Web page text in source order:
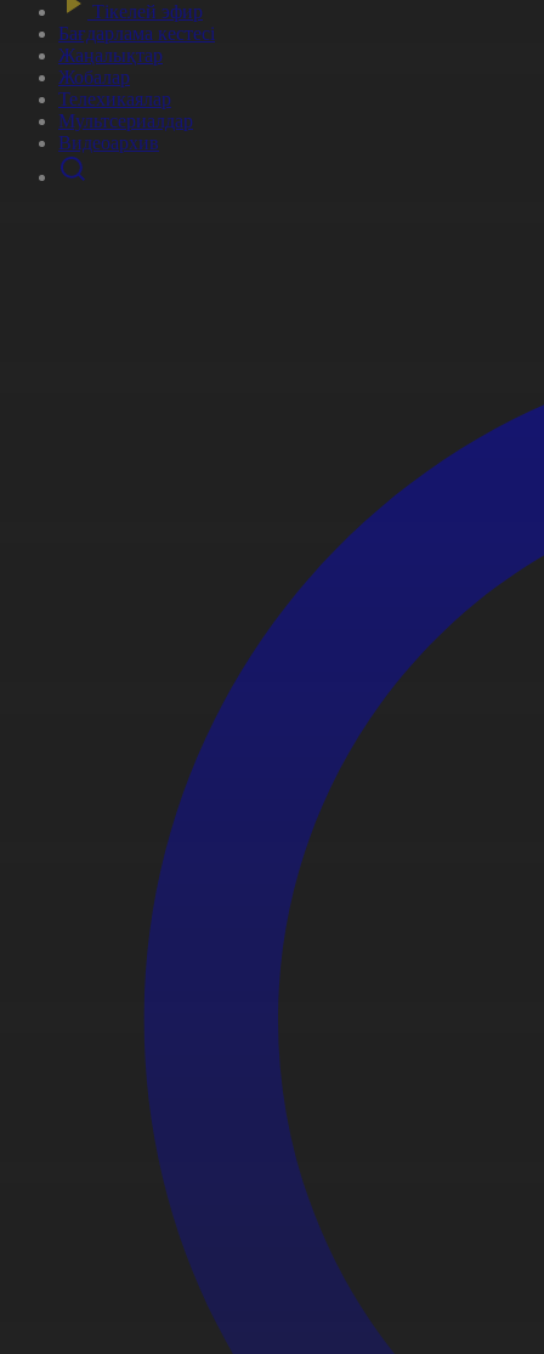
Тікелей эфир
Бағдарлама кестесі
Жаңалықтар
Жобалар
Телехикаялар
Мультсериалдар
Видеоархив